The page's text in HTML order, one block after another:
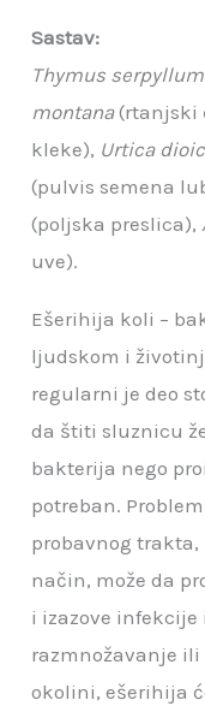
Sastav:
Thymus serpyllum
montana(rtanjski
kleke), Urtica
(pulvis semena
(poljska preslica),
uve).
Ešerihija koli –
ljudskom i
regularni je deo
da štiti sluznicu
bakterija nego
potreban.
probavnog
način, može da
i izazove
razmnožavanje
okolini, ešerihija